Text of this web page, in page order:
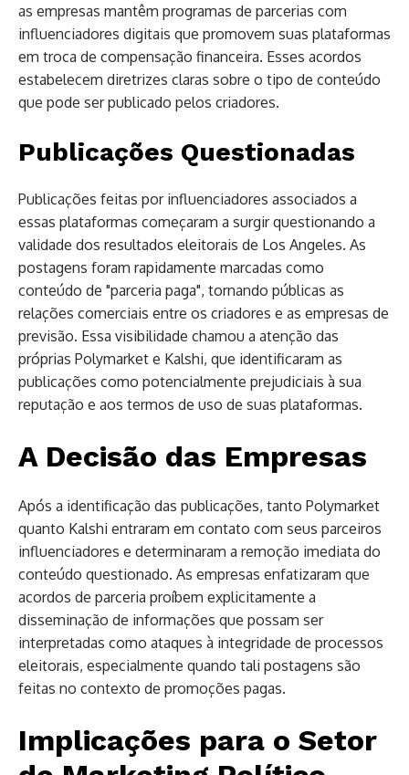
as empresas mantêm programas de parcerias com
influenciadores digitais que promovem suas plataformas
em troca de compensação financeira. Esses acordos
estabelecem diretrizes claras sobre o tipo de conteúdo
que pode ser publicado pelos criadores.
Publicações Questionadas
Publicações feitas por influenciadores associados a
essas plataformas começaram a surgir questionando a
validade dos resultados eleitorais de Los Angeles. As
postagens foram rapidamente marcadas como
conteúdo de "parceria paga", tornando públicas as
relações comerciais entre os criadores e as empresas de
previsão. Essa visibilidade chamou a atenção das
próprias Polymarket e Kalshi, que identificaram as
publicações como potencialmente prejudiciais à sua
reputação e aos termos de uso de suas plataformas.
A Decisão das Empresas
Após a identificação das publicações, tanto Polymarket
quanto Kalshi entraram em contato com seus parceiros
influenciadores e determinaram a remoção imediata do
conteúdo questionado. As empresas enfatizaram que
acordos de parceria proíbem explicitamente a
disseminação de informações que possam ser
interpretadas como ataques à integridade de processos
eleitorais, especialmente quando tali postagens são
feitas no contexto de promoções pagas.
Implicações para o Setor